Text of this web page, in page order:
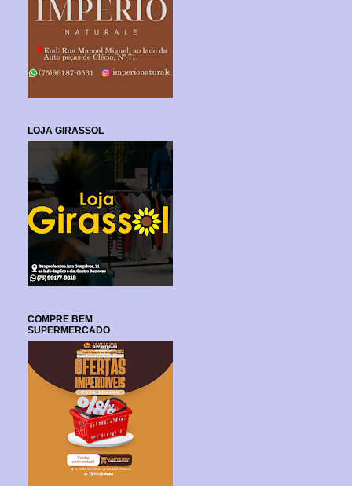
LOJA GIRASSOL
COMPRE BEM
SUPERMERCADO